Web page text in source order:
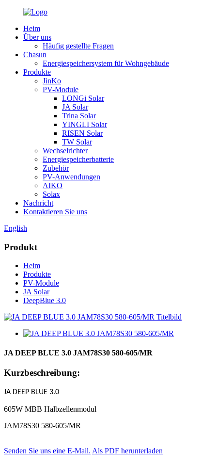
Heim
Über uns
Häufig gestellte Fragen
Chasun
Energiespeichersystem für Wohngebäude
Produkte
JinKo
PV-Module
LONGi Solar
JA Solar
Trina Solar
YINGLI Solar
RISEN Solar
TW Solar
Wechselrichter
Energiespeicherbatterie
Zubehör
PV-Anwendungen
AIKO
Solax
Nachricht
Kontaktieren Sie uns
English
Produkt
Heim
Produkte
PV-Module
JA Solar
DeepBlue 3.0
JA DEEP BLUE 3.0 JAM78S30 580-605/MR
Kurzbeschreibung:
JA DEEP BLUE 3.0
605W MBB Halbzellenmodul
JAM78S30 580-605/MR
Senden Sie uns eine E-Mail. Als PDF herunterladen